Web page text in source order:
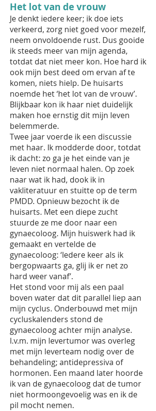
Het lot van de vrouw
Je denkt iedere keer; ik doe iets
verkeerd, zorg niet goed voor mezelf,
neem onvoldoende rust. Dus gooide
ik steeds meer van mijn agenda,
totdat dat niet meer kon. Hoe hard ik
ook mijn best deed om ervan af te
komen, niets hielp. De huisarts
noemde het ‘het lot van de vrouw’.
Blijkbaar kon ik haar niet duidelijk
maken hoe ernstig dit mijn leven
belemmerde.
Twee jaar voerde ik een discussie
met haar. Ik modderde door, totdat
ik dacht: zo ga je het einde van je
leven niet normaal halen. Op zoek
naar wat ik had, dook ik in
vakliteratuur en stuitte op de term
PMDD. Opnieuw bezocht ik de
huisarts. Met een diepe zucht
stuurde ze me door naar een
gynaecoloog. Mijn huiswerk had ik
gemaakt en vertelde de
gynaecoloog: ‘Iedere keer als ik
bergopwaarts ga, glij ik er net zo
hard weer vanaf’.
Het stond voor mij als een paal
boven water dat dit parallel liep aan
mijn cyclus. Onderbouwd met mijn
cycluskalenders stond de
gynaecoloog achter mijn analyse.
I.v.m. mijn levertumor was overleg
met mijn leverteam nodig over de
behandeling; antidepressiva of
hormonen. Een maand later hoorde
ik van de gynaecoloog dat de tumor
niet hormoongevoelig was en ik de
pil mocht nemen.